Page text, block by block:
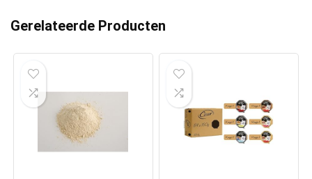
Gerelateerde Producten